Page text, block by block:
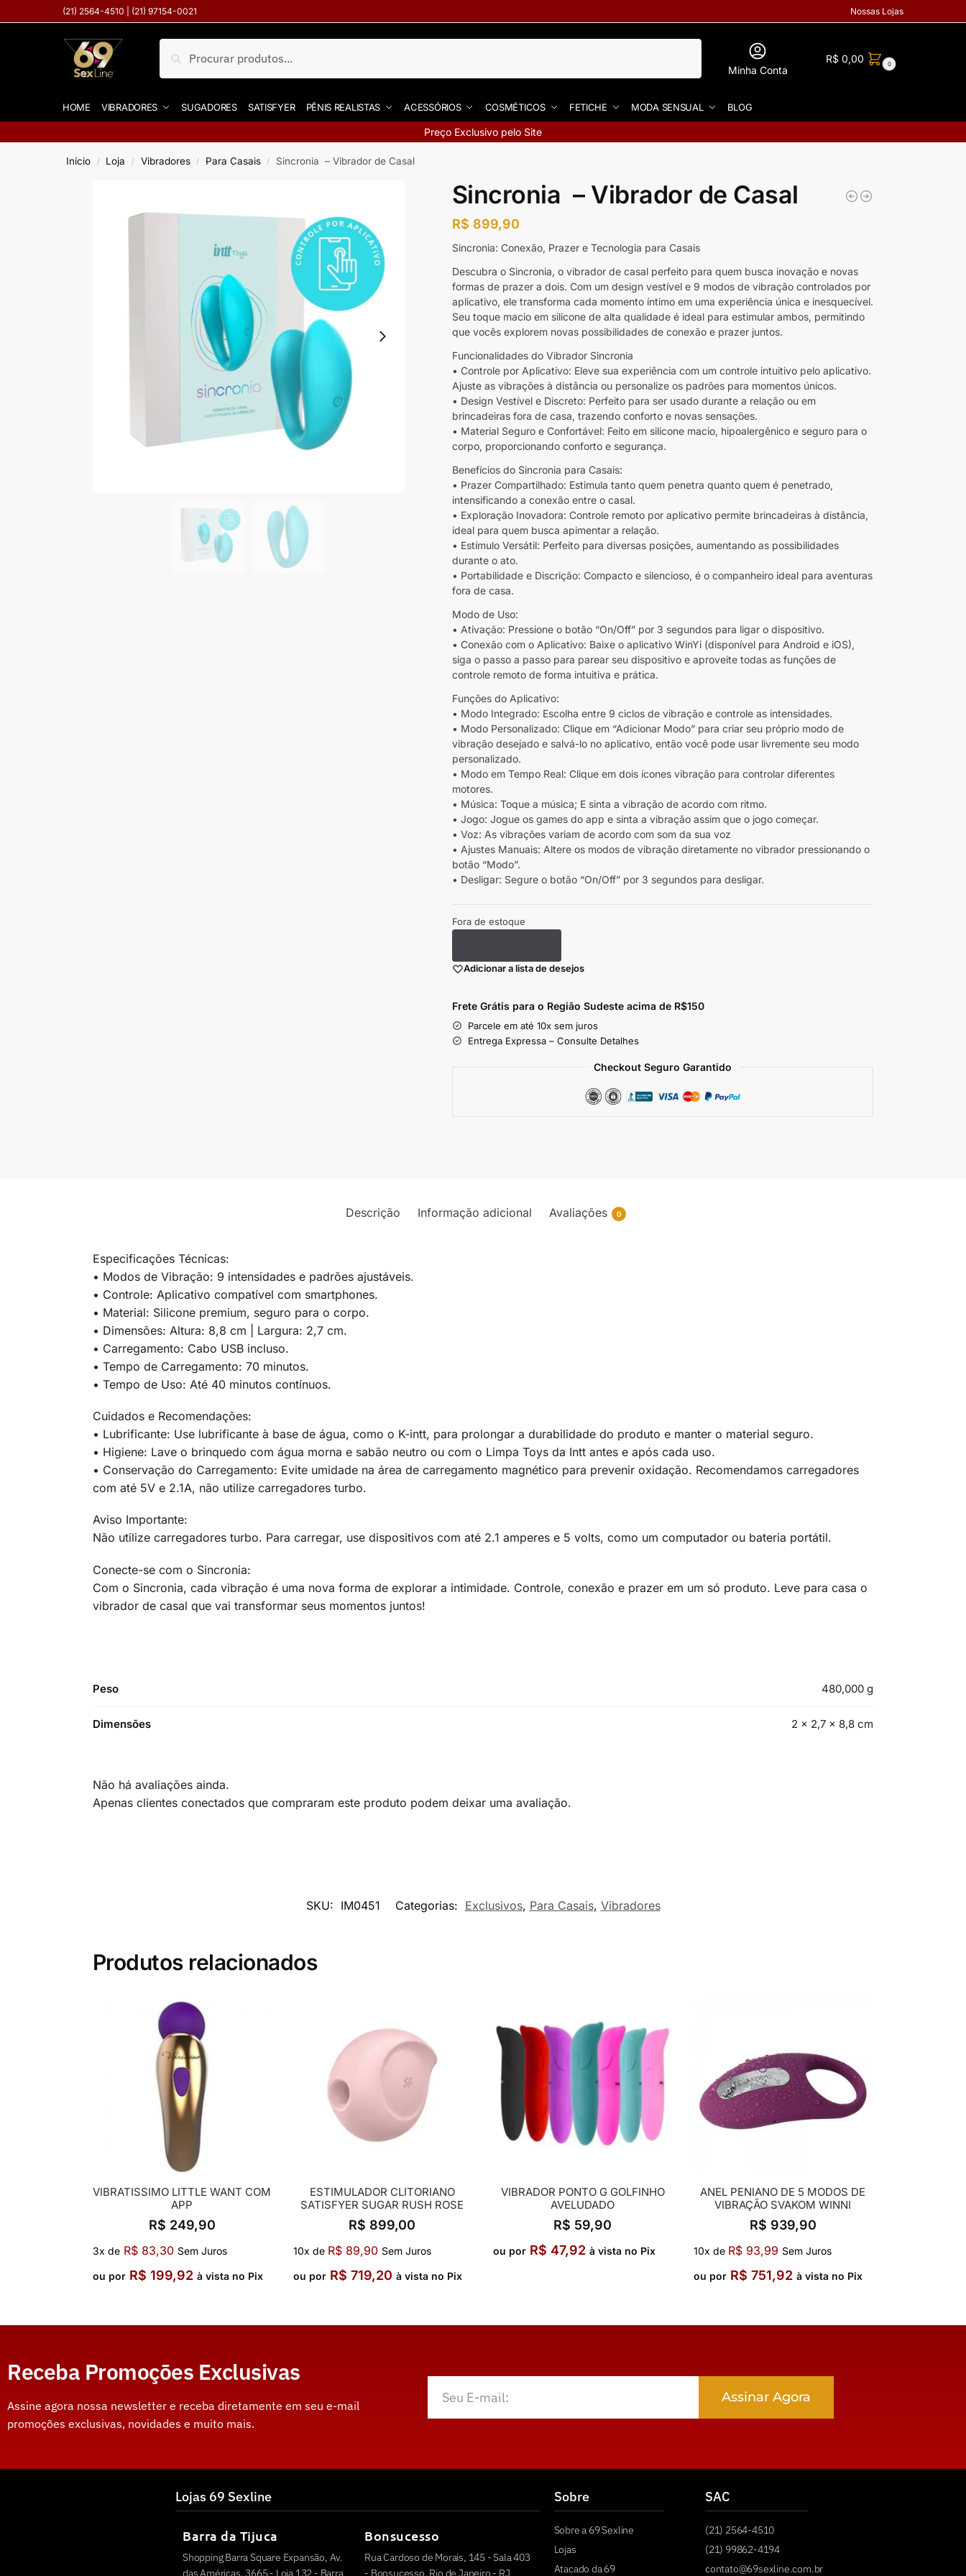
(21) 2564-4510 | (21) 97154-0021 Nossas Lojas
Pesquisar
Minha Conta
R$ 0,00 0
HOME VIBRADORES SUGADORES SATISFYER PÊNIS REALISTAS ACESSÓRIOS COSMÉTICOS FETICHE MODA SENSUAL BLOG
Preço Exclusivo pelo Site
Início / Loja / Vibradores / Para Casais / Sincronia – Vibrador de Casal
Sincronia – Vibrador de Casal
R$ 899,90
Sincronia: Conexão, Prazer e Tecnologia para Casais
Descubra o Sincronia, o vibrador de casal perfeito para quem busca inovação e novas
formas de prazer a dois. Com um design vestível e 9 modos de vibração controlados por
aplicativo, ele transforma cada momento íntimo em uma experiência única e inesquecível.
Seu toque macio em silicone de alta qualidade é ideal para estimular ambos, permitindo
que vocês explorem novas possibilidades de conexão e prazer juntos.
Funcionalidades do Vibrador Sincronia
• Controle por Aplicativo: Eleve sua experiência com um controle intuitivo pelo aplicativo.
Ajuste as vibrações à distância ou personalize os padrões para momentos únicos.
• Design Vestível e Discreto: Perfeito para ser usado durante a relação ou em
brincadeiras fora de casa, trazendo conforto e novas sensações.
• Material Seguro e Confortável: Feito em silicone macio, hipoalergênico e seguro para o
corpo, proporcionando conforto e segurança.
Benefícios do Sincronia para Casais:
• Prazer Compartilhado: Estimula tanto quem penetra quanto quem é penetrado,
intensificando a conexão entre o casal.
• Exploração Inovadora: Controle remoto por aplicativo permite brincadeiras à distância,
ideal para quem busca apimentar a relação.
• Estímulo Versátil: Perfeito para diversas posições, aumentando as possibilidades
durante o ato.
• Portabilidade e Discrição: Compacto e silencioso, é o companheiro ideal para aventuras
fora de casa.
Modo de Uso:
• Ativação: Pressione o botão “On/Off” por 3 segundos para ligar o dispositivo.
• Conexão com o Aplicativo: Baixe o aplicativo WinYi (disponível para Android e iOS),
siga o passo a passo para parear seu dispositivo e aproveite todas as funções de
controle remoto de forma intuitiva e prática.
Funções do Aplicativo:
• Modo Integrado: Escolha entre 9 ciclos de vibração e controle as intensidades.
• Modo Personalizado: Clique em “Adicionar Modo” para criar seu próprio modo de
vibração desejado e salvá-lo no aplicativo, então você pode usar livremente seu modo
personalizado.
• Modo em Tempo Real: Clique em dois ícones vibração para controlar diferentes
motores.
• Música: Toque a música; E sinta a vibração de acordo com ritmo.
• Jogo: Jogue os games do app e sinta a vibração assim que o jogo começar.
• Voz: As vibrações variam de acordo com som da sua voz
• Ajustes Manuais: Altere os modos de vibração diretamente no vibrador pressionando o
botão “Modo”.
• Desligar: Segure o botão “On/Off” por 3 segundos para desligar.
Fora de estoque
Adicionar a lista de desejos
Frete Grátis para o Região Sudeste acima de R$150
Parcele em até 10x sem juros
Entrega Expressa – Consulte Detalhes
Checkout Seguro Garantido
Descrição Informação adicional Avaliações 0
Especificações Técnicas:
• Modos de Vibração: 9 intensidades e padrões ajustáveis.
• Controle: Aplicativo compatível com smartphones.
• Material: Silicone premium, seguro para o corpo.
• Dimensões: Altura: 8,8 cm | Largura: 2,7 cm.
• Carregamento: Cabo USB incluso.
• Tempo de Carregamento: 70 minutos.
• Tempo de Uso: Até 40 minutos contínuos.
Cuidados e Recomendações:
• Lubrificante: Use lubrificante à base de água, como o K-intt, para prolongar a durabilidade do produto e manter o material seguro.
• Higiene: Lave o brinquedo com água morna e sabão neutro ou com o Limpa Toys da Intt antes e após cada uso.
• Conservação do Carregamento: Evite umidade na área de carregamento magnético para prevenir oxidação. Recomendamos carregadores
com até 5V e 2.1A, não utilize carregadores turbo.
Aviso Importante:
Não utilize carregadores turbo. Para carregar, use dispositivos com até 2.1 amperes e 5 volts, como um computador ou bateria portátil.
Conecte-se com o Sincronia:
Com o Sincronia, cada vibração é uma nova forma de explorar a intimidade. Controle, conexão e prazer em um só produto. Leve para casa o
vibrador de casal que vai transformar seus momentos juntos!
Peso 480,000 g
Dimensões 2 × 2,7 × 8,8 cm
Não há avaliações ainda.
Apenas clientes conectados que compraram este produto podem deixar uma avaliação.
SKU: IM0451 Categorias: Exclusivos, Para Casais, Vibradores
Produtos relacionados
VIBRATISSIMO LITTLE WANT COM
APP
R$ 249,90
3x de R$83,30 Sem Juros
ou por R$ 199,92 à vista no Pix
ESTIMULADOR CLITORIANO
SATISFYER SUGAR RUSH ROSE
R$ 899,00
10x de R$89,90 Sem Juros
ou por R$ 719,20 à vista no Pix
VIBRADOR PONTO G GOLFINHO
AVELUDADO
R$ 59,90
ou por R$ 47,92 à vista no Pix
ANEL PENIANO DE 5 MODOS DE
VIBRAÇÃO SVAKOM WINNI
R$ 939,90
10x de R$ 93,99 Sem Juros
ou por R$ 751,92 à vista no Pix
Receba Promoções Exclusivas
Assine agora nossa newsletter e receba diretamente em seu e-mail
promoções exclusivas, novidades e muito mais.
Assinar Agora
Lojas 69 Sexline
Barra da Tijuca
Shopping Barra Square Expansão, Av.
das Américas, 3665 - Loja 132 - Barra
Bonsucesso
Rua Cardoso de Morais, 145 - Sala 403
- Bonsucesso, Rio de Janeiro - RJ
Sobre
Sobre a 69 Sexline
Lojas
Atacado da 69
SAC
(21) 2564-4510
(21) 99862-4194
contato@69sexline.com.br